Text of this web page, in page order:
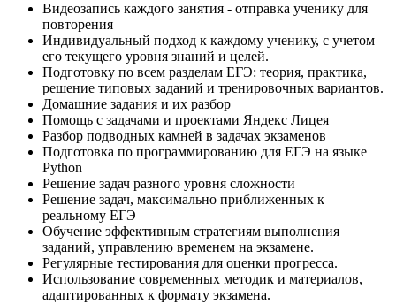
Видеозапись каждого занятия - отправка ученику для
повторения
Индивидуальный подход к каждому ученику, с учетом
его текущего уровня знаний и целей.
Подготовку по всем разделам ЕГЭ: теория, практика,
решение типовых заданий и тренировочных вариантов.
Домашние задания и их разбор
Помощь с задачами и проектами Яндекс Лицея
Разбор подводных камней в задачах экзаменов
Подготовка по программированию для ЕГЭ на языке
Python
Решение задач разного уровня сложности
Решение задач, максимально приближенных к
реальному ЕГЭ
Обучение эффективным стратегиям выполнения
заданий, управлению временем на экзамене.
Регулярные тестирования для оценки прогресса.
Использование современных методик и материалов,
адаптированных к формату экзамена.